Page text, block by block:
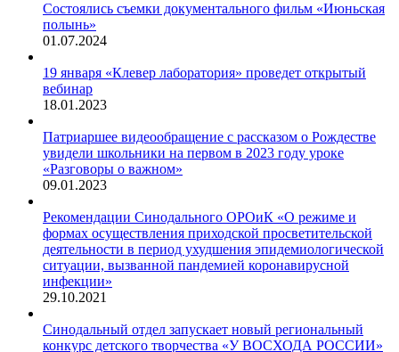
Состоялись съемки документального фильм «Июньская
полынь»
01.07.2024
19 января «Клевер лаборатория» проведет открытый
вебинар
18.01.2023
Патриаршее видеообращение с рассказом о Рождестве
увидели школьники на первом в 2023 году уроке
«Разговоры о важном»
09.01.2023
Рекомендации Синодального ОРОиК «О режиме и
формах осуществления приходской просветительской
деятельности в период ухудшения эпидемиологической
ситуации, вызванной пандемией коронавирусной
инфекции»
29.10.2021
Синодальный отдел запускает новый региональный
конкурс детского творчества «У ВОСХОДА РОССИИ»